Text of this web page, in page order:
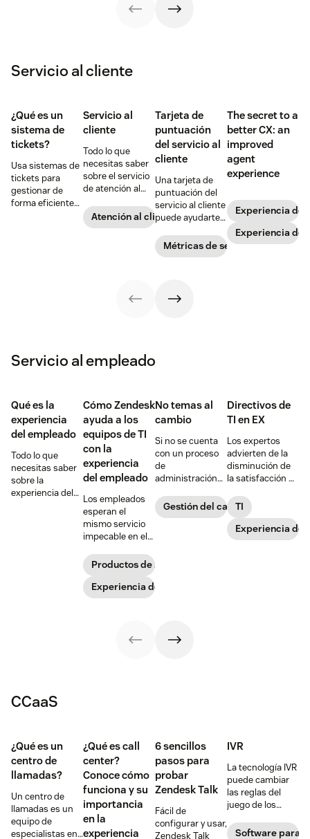
Servicio al cliente
¿Qué es un
sistema de
tickets?
Usa sistemas de
tickets para
gestionar de
forma eficiente
Servicio al
cliente
Todo lo que
necesitas saber
sobre el servicio
de atención al
maximizar sus
beneficios para
Atención al cliente
Tarjeta de
puntuación
del servicio al
cliente
Una tarjeta de
puntuación del
servicio al cliente
puede ayudarte a
rendimiento de
tu equipo de
pérdida de
clientes. Aprende
Métricas de servicio al cliente
The secret to a
better CX: an
improved
agent
experience
Experiencia de
Experiencia de
Servicio al empleado
Qué es la
experiencia
del empleado
Todo lo que
necesitas saber
sobre la
experiencia del
Cómo Zendesk
ayuda a los
equipos de TI
con la
experiencia
del empleado
Los empleados
esperan el
mismo servicio
impecable en el
los negocios que
frecuentan.
Zendesk ofrece
maneras
de TI alcancen
Productos de Zendesk
Experiencia de empleado
No temas al
cambio
Si no se cuenta
con un proceso
de
administración
asegurar el éxito,
se pueden
Gestión del cambio
Directivos de
TI en EX
Los expertos
advierten de la
disminución de
la satisfacción de
He aquí cómo
pueden actuar
las empresas.
TI
Experiencia de
CCaaS
¿Qué es un
centro de
llamadas?
Un centro de
llamadas es un
equipo de
especialistas en
¿Qué es call
center?
Conoce cómo
funciona y su
importancia
en la
experiencia
6 sencillos
pasos para
probar
Zendesk Talk
Fácil de
configurar y usar,
Zendesk Talk
IVR
La tecnología IVR
puede cambiar
las reglas del
juego de los
llamadas.
Software para